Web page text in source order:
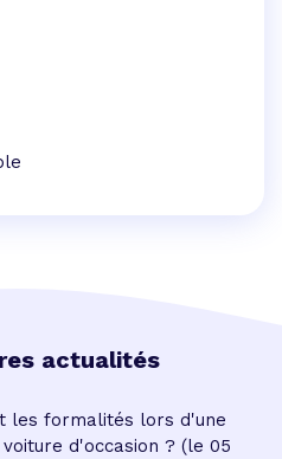
actualités
les formalités lors d'une
d'occasion ? (le 05